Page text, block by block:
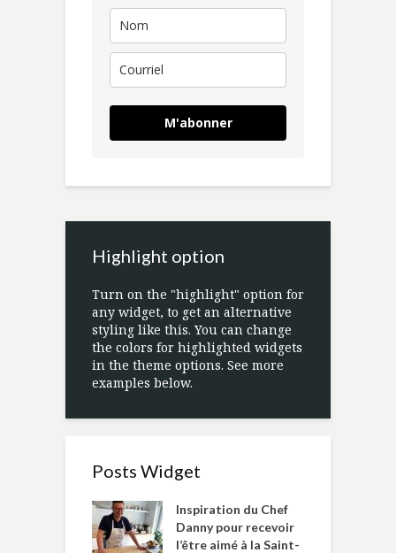
M'abonner
Highlight option
Turn on the "highlight" option for
any widget, to get an alternative
styling like this. You can change
the colors for highlighted widgets
in the theme options. See more
examples below.
Posts Widget
Inspiration du Chef
Danny pour recevoir
l’être aimé à la Saint-